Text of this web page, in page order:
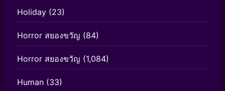
Holiday (23)
Horror สยองขวัญ (84)
Horror สยองขวัญ (1,084)
Human (33)